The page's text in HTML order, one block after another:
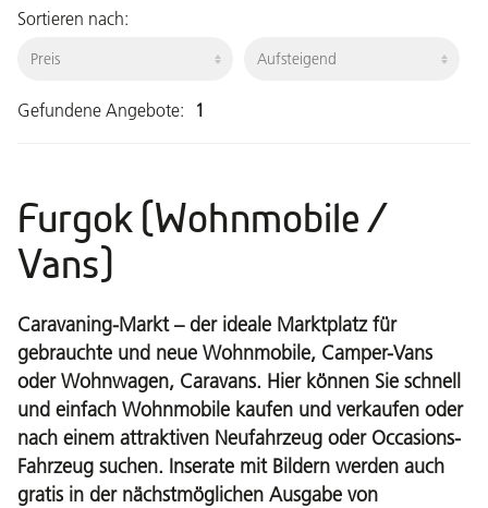
Sortieren nach:
Gefundene Angebote: 1
Furgok (Wohnmobile /
Vans)
Caravaning-Markt – der ideale Marktplatz für
gebrauchte und neue Wohnmobile, Camper-Vans
oder Wohnwagen, Caravans. Hier können Sie schnell
und einfach Wohnmobile kaufen und verkaufen oder
nach einem attraktiven Neufahrzeug oder Occasions-
Fahrzeug suchen. Inserate mit Bildern werden auch
gratis in der nächstmöglichen Ausgabe von